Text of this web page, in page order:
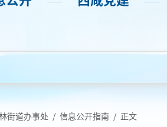
街道办事处 / 信息公开指南 / 正文